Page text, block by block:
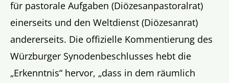
für pastorale Aufgaben (Diözesanpastoralrat)
einerseits und den Weltdienst (Diözesanrat)
andererseits. Die offizielle Kommentierung des
Würzburger Synodenbeschlusses hebt die
„Erkenntnis“ hervor, „dass in dem räumlich